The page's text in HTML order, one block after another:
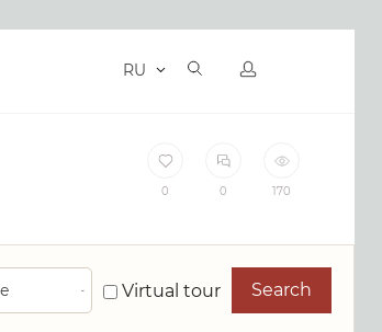
RU
0 0 170
Virtual tour Search